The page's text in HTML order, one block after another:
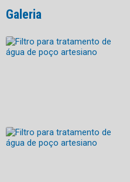
Galeria